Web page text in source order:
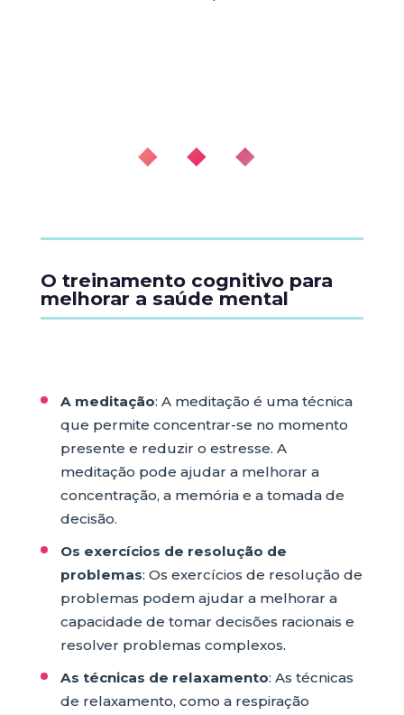
◆ ◆ ◆
O treinamento cognitivo para
melhorar a saúde mental
A meditação: A meditação é uma técnica
que permite concentrar-se no momento
presente e reduzir o estresse. A
meditação pode ajudar a melhorar a
concentração, a memória e a tomada de
decisão.
Os exercícios de resolução de
problemas: Os exercícios de resolução de
problemas podem ajudar a melhorar a
capacidade de tomar decisões racionais e
resolver problemas complexos.
As técnicas de relaxamento: As técnicas
de relaxamento, como a respiração